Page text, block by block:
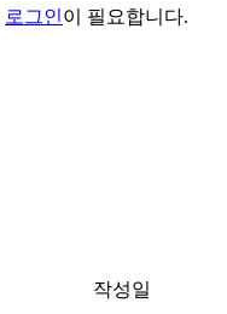
로그인이 필요합니다.
작성일